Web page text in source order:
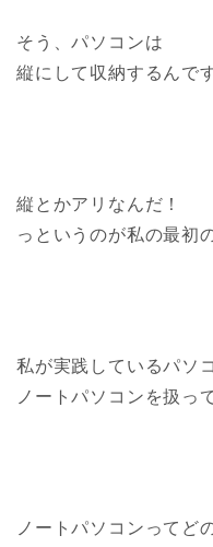
そう、パソコンは
縦にして収納するんで
縦とかアリなんだ！
っというのが私の最初
私が実践しているパソ
ノートパソコンを扱っ
ノートパソコンってど